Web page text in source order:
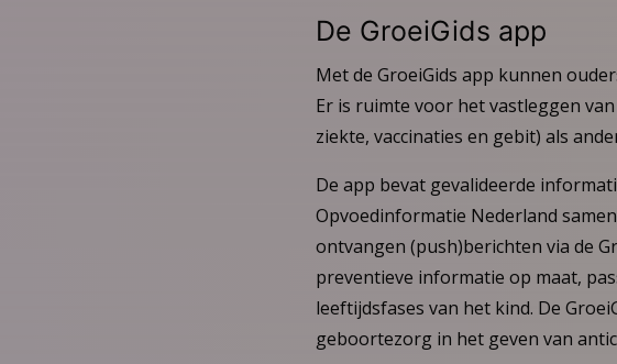
De GroeiGids app
Met de GroeiGids app kunnen
Er is ruimte voor het vastleggen
ziekte, vaccinaties en gebit) als
De app bevat gevalideerde
Opvoedinformatie Nederland
ontvangen (push)berichten via de
preventieve informatie op maat,
leeftijdsfases van het kind. De
geboortezorg in het geven van